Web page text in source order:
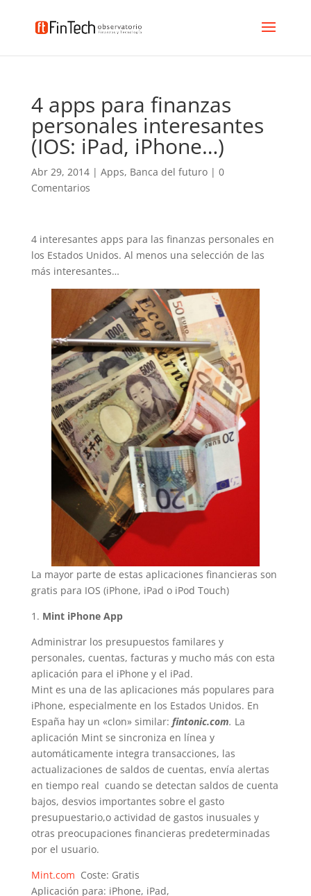
4 apps para finanzas
personales interesantes
(IOS: iPad, iPhone…)
Abr 29, 2014| Apps, Banca del futuro| 0
Comentarios
4 interesantes apps para las finanzas personales en
los Estados Unidos. Al menos una selección de las
más interesantes…
La mayor parte de estas aplicaciones financieras son
gratis para IOS (iPhone, iPad o iPod Touch)
1. Mint iPhone App
Administrar los presupuestos familares y
personales, cuentas, facturas y mucho más con esta
aplicación para el iPhone y el iPad.
Mint es una de las aplicaciones más populares para
iPhone, especialmente en los Estados Unidos. En
España hay un «clon» similar: fintonic.com. La
aplicación Mint se sincroniza en línea y
automáticamente integra transacciones, las
actualizaciones de saldos de cuentas, envía alertas
en tiempo real cuando se detectan saldos de cuenta
bajos, desvios importantes sobre el gasto
presupuestario,o actividad de gastos inusuales y
otras preocupaciones financieras predeterminadas
por el usuario.
Mint.com Coste: Gratis
Aplicación para: iPhone, iPad,